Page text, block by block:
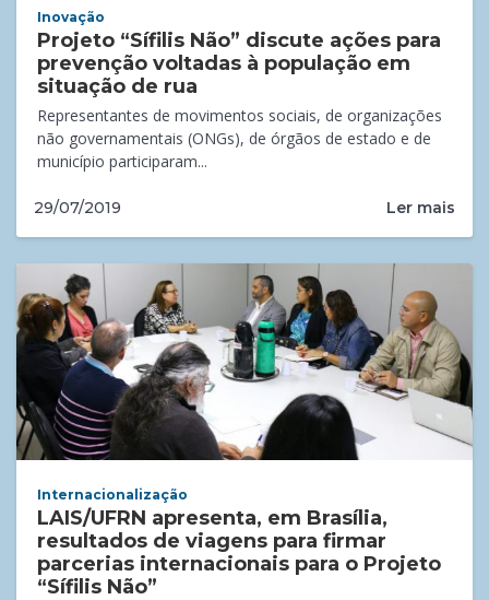
Inovação
Projeto “Sífilis Não” discute ações para
prevenção voltadas à população em
situação de rua
Representantes de movimentos sociais, de organizações
não governamentais (ONGs), de órgãos de estado e de
município participaram...
29/07/2019 Ler mais
Internacionalização
LAIS/UFRN apresenta, em Brasília,
resultados de viagens para firmar
parcerias internacionais para o Projeto
“Sífilis Não”